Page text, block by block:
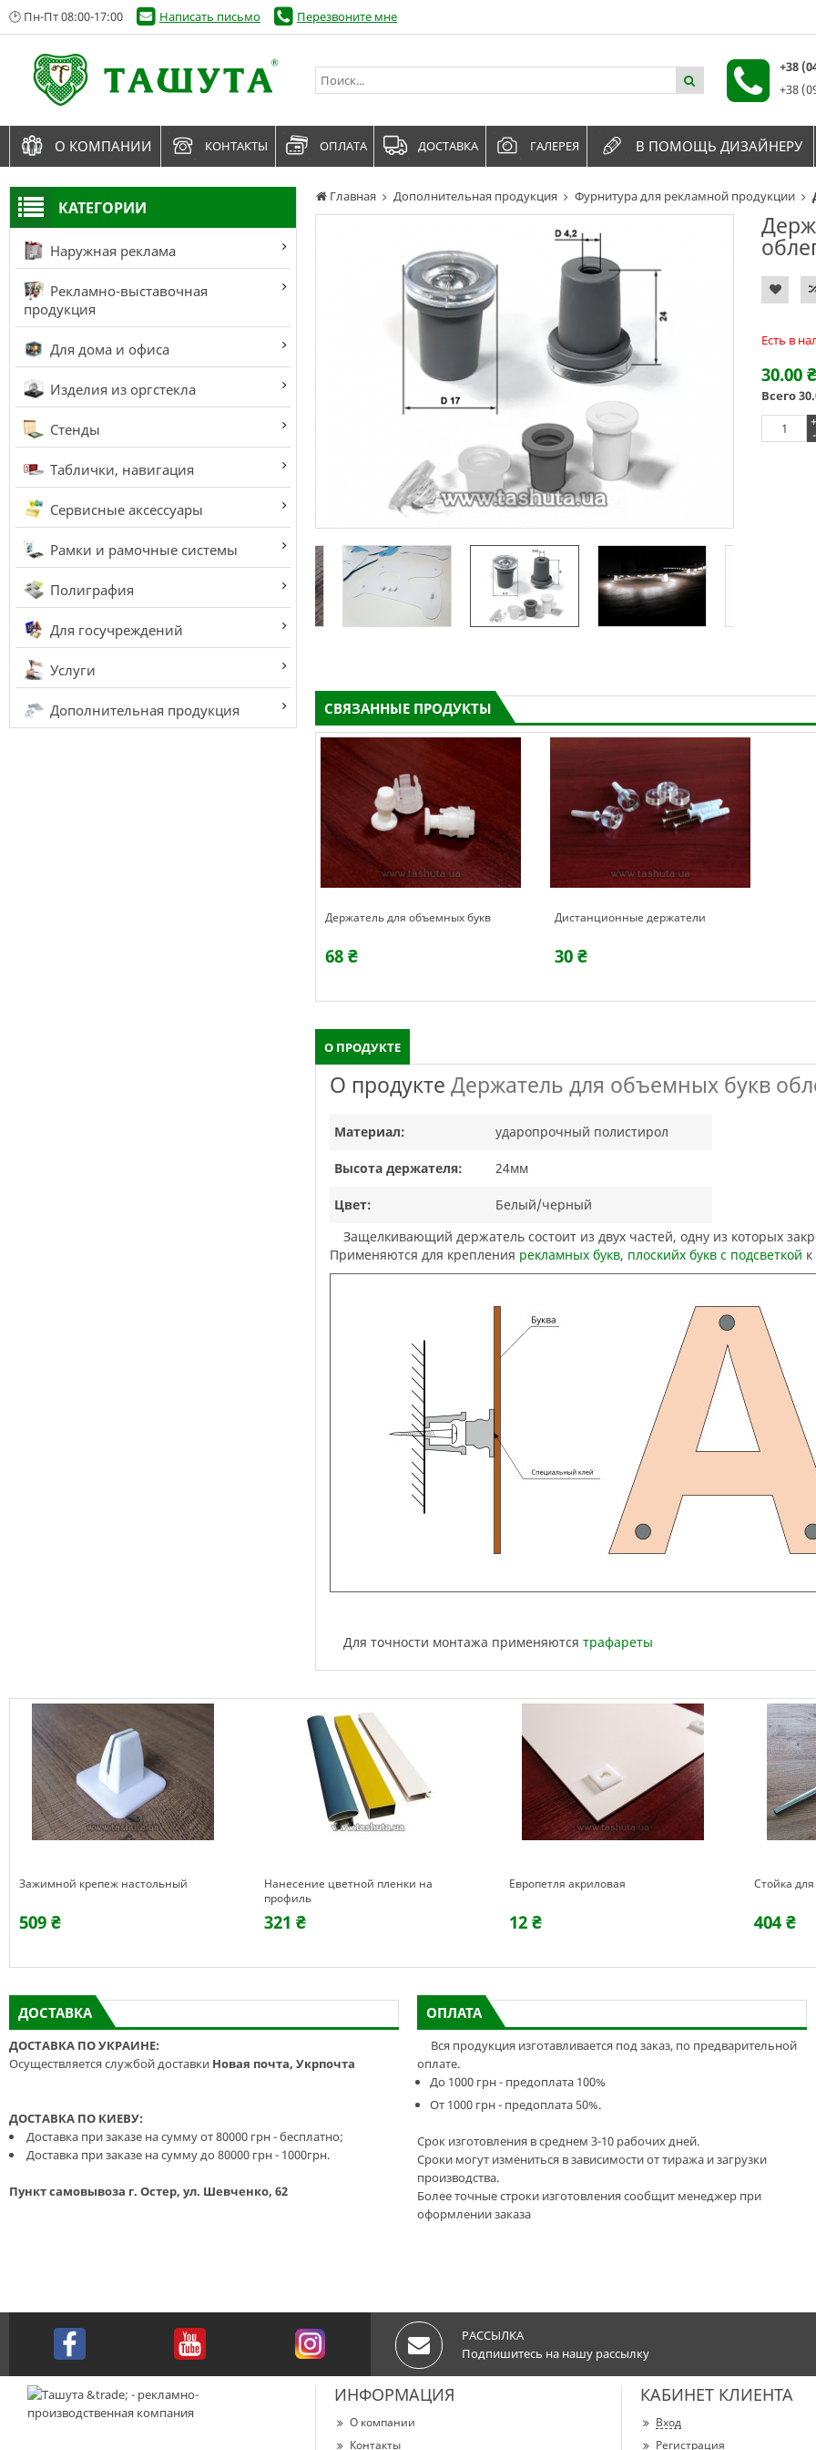
КАТЕГОРИИ
Наружная реклама
Рекламно-выставочная
продукция
Для дома и офиса
Изделия из оргстекла
Стенды
Таблички, навигация
Сервисные аксессуары
Рамки и рамочные системы
Полиграфия
Для госучреждений
Услуги
Дополнительная продукция
Главная Дополнительная продукция Фурнитура для рекламной продукции
Есть в
30.00₴
Всего
+
-
СВЯЗАННЫЕ ПРОДУКТЫ
Держатель для объемных букв
68 ₴
Дистанционные держатели
30 ₴
О ПРОДУКТЕ
О продукте Держатель для объемных букв
Материал: ударопрочный полистирол
Высота держателя: 24мм
Цвет:
Белый/черный
Защелкивающий держатель состоит из двух частей, одну из которых закрепляют на стенку, а вторую приклеивают к букве.
Применяются для крепления рекламных букв, плоскийх букв с подсветкой
Для точности монтажа применяются трафареты
Зажимной крепеж настольный
509 ₴
Нанесение цветной пленки на
профиль
321 ₴
Европетля акриловая
12 ₴
Стойка
404 ₴
ДОСТАВКА
ДОСТАВКА ПО УКРАИНЕ:
Осуществляется службой доставки Новая почта, Укрпочта
ДОСТАВКА ПО КИЕВУ:
Доставка при заказе на сумму от 80000 грн - бесплатно;
Доставка при заказе на сумму до 80000 грн - 1000грн.
Пункт самовывоза г. Остер, ул. Шевченко, 62
ОПЛАТА
Вся продукция изготавливается под заказ, по предварительной
оплате.
До 1000 грн - предоплата 100%
От 1000 грн - предоплата 50%.
Срок изготовления в среднем 3-10 рабочих дней.
Сроки могут измениться в зависимости от тиража и загрузки
производства.
Более точные строки изготовления сообщит менеджер при
оформлении заказа
🕑 Пн-Пт 08:00-17:00 Написать письмо Перезвоните мне
+38
+38
О КОМПАНИИ КОНТАКТЫ ОПЛАТА ДОСТАВКА ГАЛЕРЕЯ В ПОМОЩЬ ДИЗАЙНЕРУ
РАССЫЛКА
Подпишитесь на нашу рассылку
ИНФОРМАЦИЯ
О компании
Контакты
КАБИНЕТ КЛИЕНТА
Вход
Регистрация